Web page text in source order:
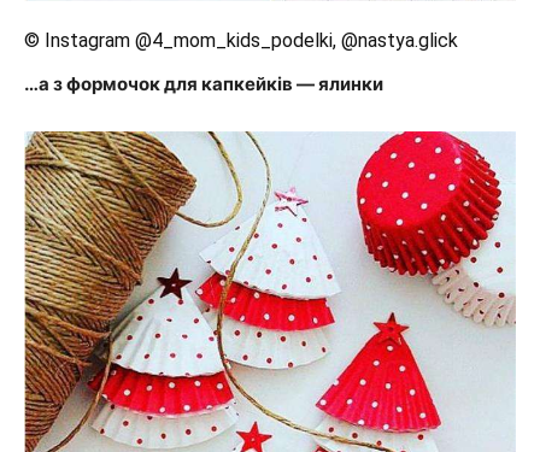
© Instagram @4_mom_kids_podelki, @nastya.glick
…а з формочок для капкейків — ялинки